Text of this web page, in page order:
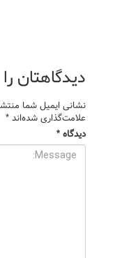
دیدگاهتان
نشانی ایمیل شما
علامت‌گذاری شده‌اند*
دیدگاه*